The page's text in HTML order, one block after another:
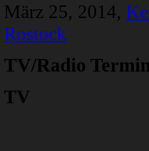
März 25, 2014,
Rostock
TV/Radio
TV